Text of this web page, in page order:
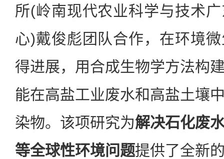
所(岭南现代农业科学与技术
心)戴俊彪团队合作，在环境
得进展，用合成生物学方法构
能在高盐工业废水和高盐土壤
染物。该项研究为解决石化废
等全球性环境问题提供了全新